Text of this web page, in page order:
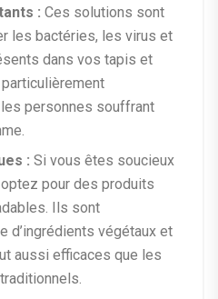
: Ces solutions sont
les bactéries, les virus et
dans vos tapis et
personnes souffrant
: Si vous êtes soucieux
optez pour des produits
Ils sont
d’ingrédients végétaux et
aussi efficaces que les